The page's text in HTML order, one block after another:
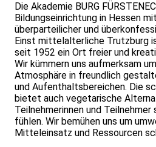
Die Akademie BURG
Bildungseinrichtung in Hessen
überparteilicher und
Einst mittelalterliche Trutzburg
seit 1952 ein Ort freier und
Wir kümmern uns aufmerksam
Atmosphäre in freundlich
und Aufenthaltsbereichen. Die
bietet auch vegetarische
Teilnehmerinnen und
fühlen. Wir bemühen uns um
Mitteleinsatz und Ressourcen